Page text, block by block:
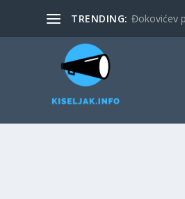
TRENDING: Đokovićev